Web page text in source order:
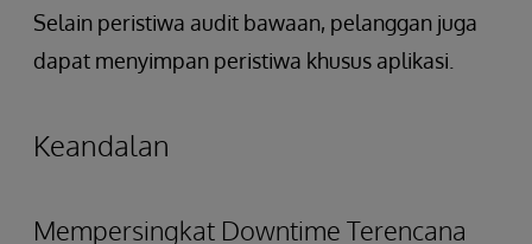
Selain peristiwa audit bawaan, pelanggan juga
dapat menyimpan peristiwa khusus aplikasi.
Keandalan
Mempersingkat Downtime Terencana